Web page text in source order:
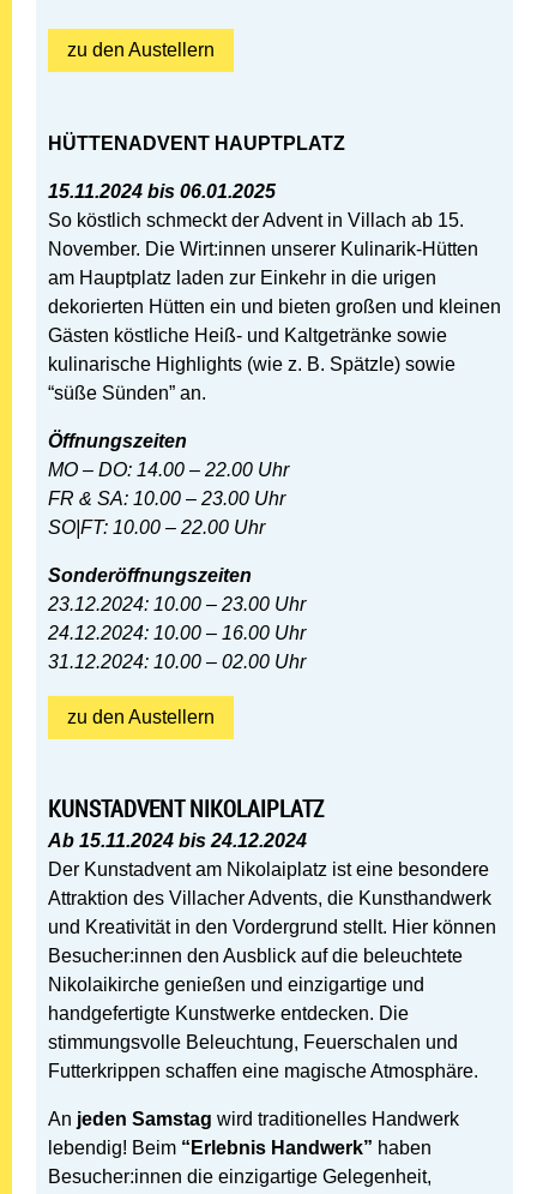
zu den Austellern
HÜTTENADVENT HAUPTPLATZ
15.11.2024 bis 06.01.2025
So köstlich schmeckt der Advent in Villach ab 15.
November. Die Wirt:innen unserer Kulinarik-Hütten
am Hauptplatz laden zur Einkehr in die urigen
dekorierten Hütten ein und bieten großen und kleinen
Gästen köstliche Heiß- und Kaltgetränke sowie
kulinarische Highlights (wie z. B. Spätzle) sowie
“süße Sünden” an.
Öffnungszeiten
MO – DO: 14.00 – 22.00 Uhr
FR & SA: 10.00 – 23.00 Uhr
SO|FT: 10.00 – 22.00 Uhr
Sonderöffnungszeiten
23.12.2024: 10.00 – 23.00 Uhr
24.12.2024: 10.00 – 16.00 Uhr
31.12.2024: 10.00 – 02.00 Uhr
zu den Austellern
KUNSTADVENT NIKOLAIPLATZ
Ab 15.11.2024 bis 24.12.2024
Der Kunstadvent am Nikolaiplatz ist eine besondere
Attraktion des Villacher Advents, die Kunsthandwerk
und Kreativität in den Vordergrund stellt. Hier können
Besucher:innen den Ausblick auf die beleuchtete
Nikolaikirche genießen und einzigartige und
handgefertigte Kunstwerke entdecken. Die
stimmungsvolle Beleuchtung, Feuerschalen und
Futterkrippen schaffen eine magische Atmosphäre.
An jeden Samstag wird traditionelles Handwerk
lebendig! Beim “Erlebnis Handwerk” haben
Besucher:innen die einzigartige Gelegenheit,